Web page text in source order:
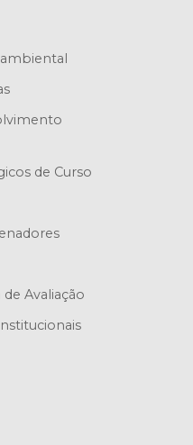
de Curso
Avaliação